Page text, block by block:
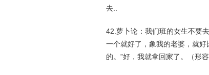
去..
42.萝卜论：我们班的女生不要
一个就好了，象我的老婆，就好
的。”好，我就拿回家了。（形